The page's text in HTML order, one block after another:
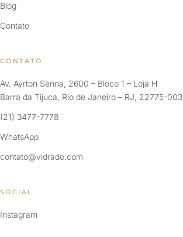
Blog
Contato
CONTATO
Av. Ayrton Senna, 2600 – Bloco 1 – Loja H
Barra da Tijuca, Rio de Janeiro – RJ, 22775-003
(21) 3477-7778
WhatsApp
contato@vidrado.com
SOCIAL
Instagram